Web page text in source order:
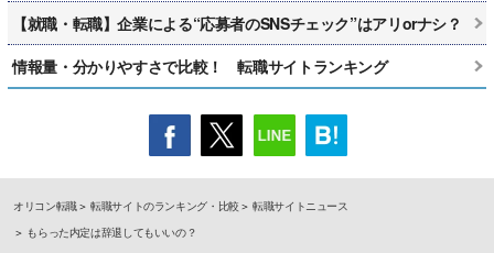
【就職・転職】企業による“応募者のSNSチェック”はアリorナシ？
情報量・分かりやすさで比較！ 転職サイトランキング
オリコン転職 転職サイトのランキング・比較
転職サイトニュース
もらった内定は辞退してもいいの？